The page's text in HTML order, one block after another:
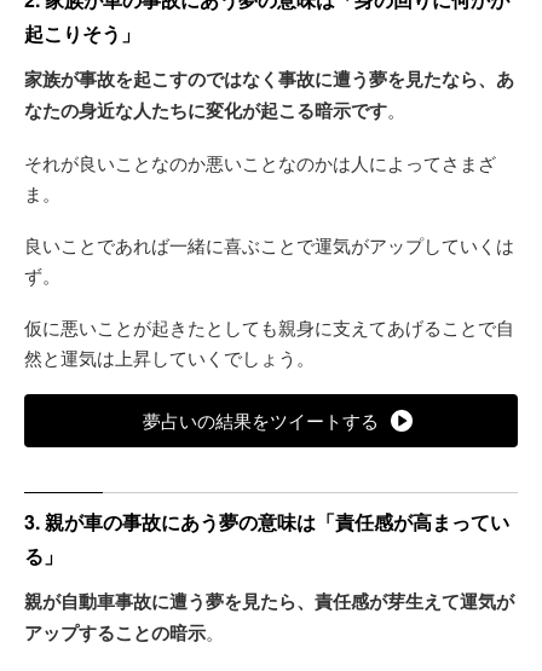
起こりそう」
家族が事故を起こすのではなく事故に遭う夢を見たなら、あ
なたの身近な人たちに変化が起こる暗示です。
それが良いことなのか悪いことなのかは人によってさまざ
ま。
良いことであれば一緒に喜ぶことで運気がアップしていくは
ず。
仮に悪いことが起きたとしても親身に支えてあげることで自
然と運気は上昇していくでしょう。
夢占いの結果をツイートする
3. 親が車の事故にあう夢の意味は「責任感が高まってい
る」
親が自動車事故に遭う夢を見たら、責任感が芽生えて運気が
アップすることの暗示。